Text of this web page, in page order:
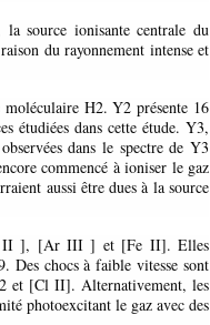
source ionisante centrale du
du rayonnement intense et
moléculaire H2. Y2 présente 16
étudiées dans cette étude. Y3,
dans le spectre de Y3
commencé à ioniser le gaz
aussi être dues à la source
II ], [Ar III ] et [Fe II]. Elles
Des chocs à faible vitesse sont
et [Cl II]. Alternativement, les
photoexcitant le gaz avec des